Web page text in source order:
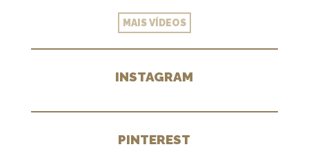
MAIS VÍDEOS
INSTAGRAM
PINTEREST